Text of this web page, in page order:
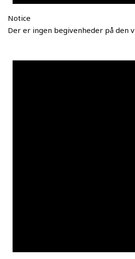
Notice
Der er ingen begivenheder på den